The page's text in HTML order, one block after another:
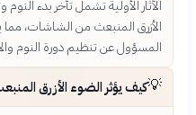
الآثار الأولية تشمل تأخر بدء
الأزرق المنبعث من الشاشات، مما
المسؤول عن تنظيم دورة النوم
💡كيف يؤثر الضوء الأزرق